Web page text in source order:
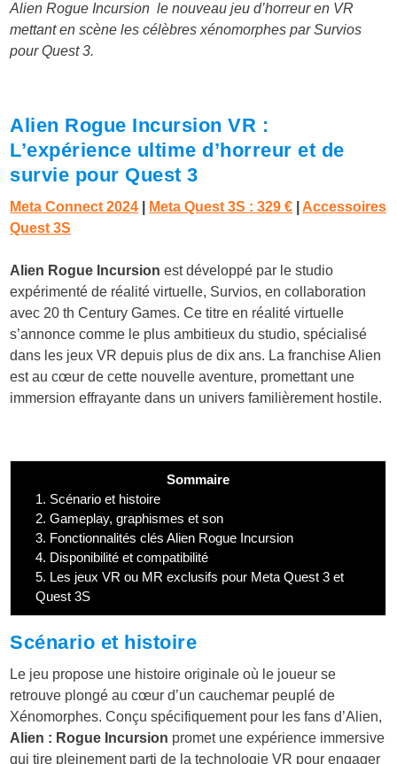
Alien Rogue Incursion le nouveau jeu d’horreur en VR
mettant en scène les célèbres xénomorphes par Survios
pour Quest 3.
Alien Rogue Incursion VR :
L’expérience ultime d’horreur et de
survie pour Quest 3
Meta Connect 2024 Meta Quest 3S : 329 €
Accessoires
Quest 3S
Alien Rogue Incursion est développé par le studio
expérimenté de réalité virtuelle, Survios, en collaboration
avec 20 th Century Games. Ce titre en réalité virtuelle
s’annonce comme le plus ambitieux du studio, spécialisé
dans les jeux VR depuis plus de dix ans. La franchise Alien
est au cœur de cette nouvelle aventure, promettant une
immersion effrayante dans un univers familièrement hostile.
Sommaire
1. Scénario et histoire
2. Gameplay, graphismes et son
3. Fonctionnalités clés Alien Rogue Incursion
4. Disponibilité et compatibilité
5. Les jeux VR ou MR exclusifs pour Meta Quest 3 et
Quest 3S
Scénario et histoire
Le jeu propose une histoire originale où le joueur se
retrouve plongé au cœur d’un cauchemar peuplé de
Xénomorphes. Conçu spécifiquement pour les fans d’Alien,
Alien : Rogue Incursion promet une expérience immersive
qui tire pleinement parti de la technologie VR pour engager